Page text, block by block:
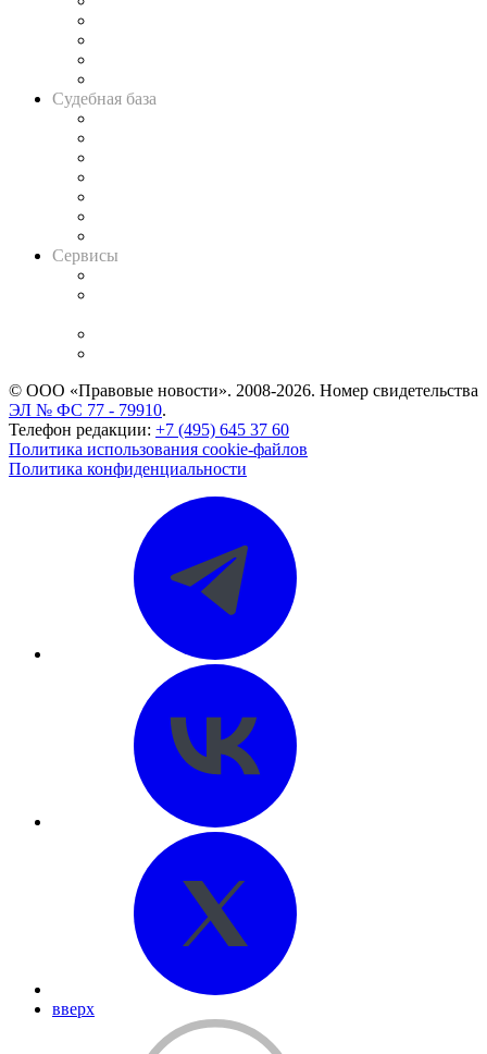
Судебная база
Сервисы
© ООО «Правовые новости». 2008-2026. Номер свидетельства
ЭЛ № ФС 77 - 79910.
Телефон редакции: +7 (495) 645 37 60
Политика использования cookie-файлов
Политика конфиденциальности
вверх